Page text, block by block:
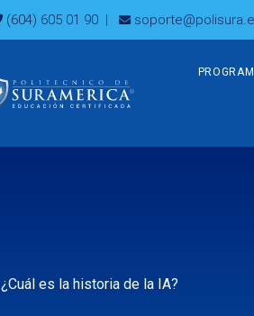
(604) 605 01 90 |
¿Cuál es la historia de la IA?